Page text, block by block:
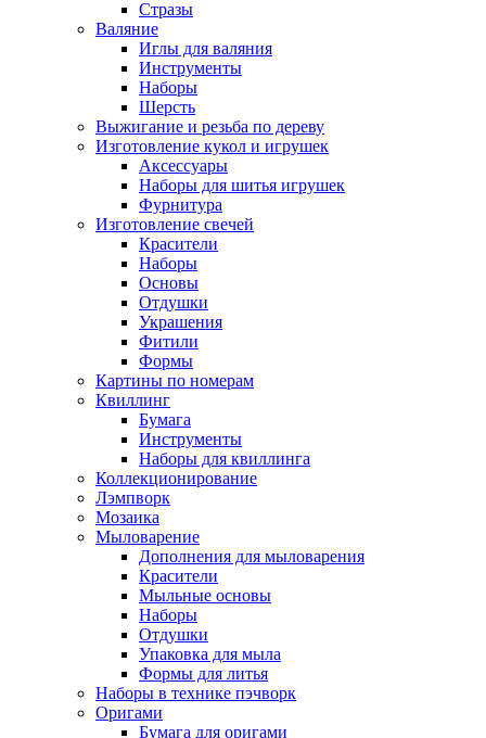
Стразы
Валяние
Иглы для валяния
Инструменты
Наборы
Шерсть
Выжигание и резьба по дереву
Изготовление кукол и игрушек
Аксессуары
Наборы для шитья игрушек
Фурнитура
Изготовление свечей
Красители
Наборы
Основы
Отдушки
Украшения
Фитили
Формы
Картины по номерам
Квиллинг
Бумага
Инструменты
Наборы для квиллинга
Коллекционирование
Лэмпворк
Мозаика
Мыловарение
Дополнения для мыловарения
Красители
Мыльные основы
Наборы
Отдушки
Упаковка для мыла
Формы для литья
Наборы в технике пэчворк
Оригами
Бумага для оригами